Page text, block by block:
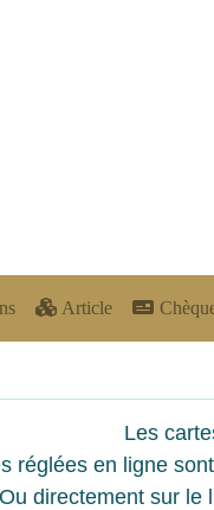
Article
Les
réglées en ligne
directement sur le